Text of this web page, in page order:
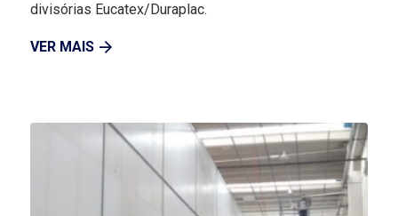
divisórias Eucatex/Duraplac.
VER MAIS